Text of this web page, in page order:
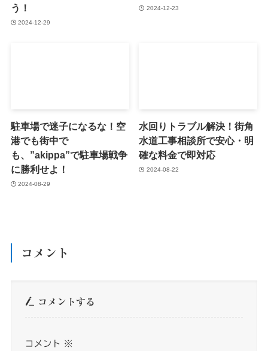
う！
2024-12-29
2024-12-23
駐車場で迷子になるな！空
港でも街中で
も、”akippa”で駐車場戦争
に勝利せよ！
2024-08-29
水回りトラブル解決！街角
水道工事相談所で安心・明
確な料金で即対応
2024-08-22
コメント
コメントする
コメント ※